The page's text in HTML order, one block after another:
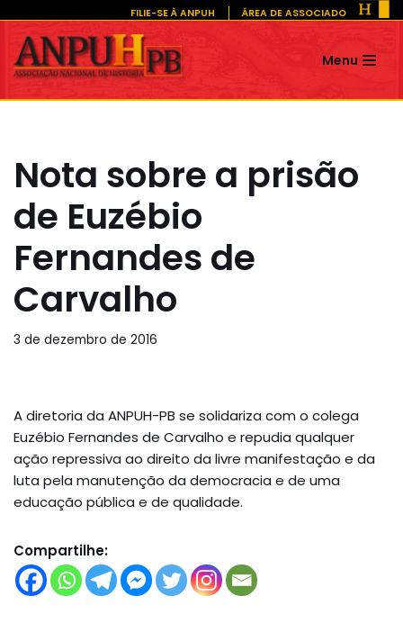
Pular
para
FILIE-SE À ANPUH ÁREA DE ASSOCIADO
Menu
Nota sobre a prisão
de Euzébio
Fernandes de
Carvalho
3 de dezembro de 2016
A diretoria da ANPUH-PB se solidariza com o colega
Euzébio Fernandes de Carvalho e repudia qualquer
ação repressiva ao direito da livre manifestação e da
luta pela manutenção da democracia e de uma
educação pública e de qualidade.
Compartilhe: